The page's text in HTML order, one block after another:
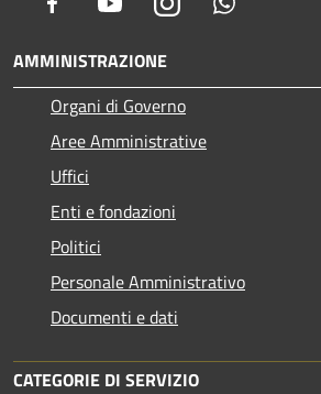
AMMINISTRAZIONE
Organi di Governo
Aree Amministrative
Uffici
Enti e fondazioni
Politici
Personale Amministrativo
Documenti e dati
CATEGORIE DI SERVIZIO